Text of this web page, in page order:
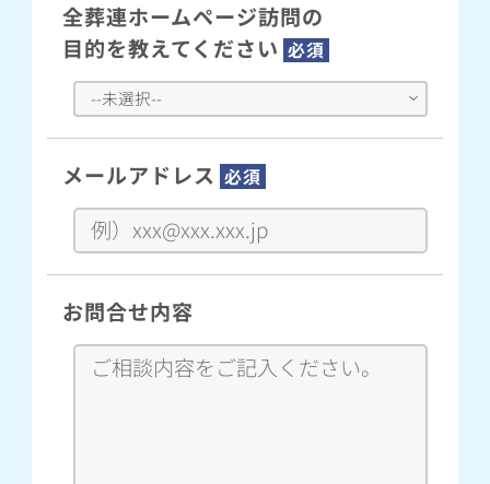
全葬連ホームページ訪問の
目的を教えてください 必須
メールアドレス 必須
お問合せ内容